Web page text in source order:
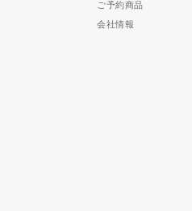
ご予約商品
会社情報